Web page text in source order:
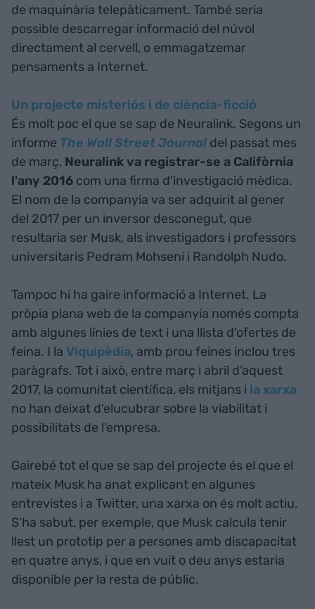
de maquinària telepàticament. També seria
possible descarregar informació del núvol
directament al cervell, o emmagatzemar
pensaments a Internet.
Un projecte misteriós i de ciència-ficció
És molt poc el que se sap de Neuralink. Segons un
informe The Wall Street Journal del passat mes
de març, Neuralink va registrar-se a Califòrnia
l'any 2016 com una firma d'investigació mèdica.
El nom de la companyia va ser adquirit al gener
del 2017 per un inversor desconegut, que
resultaria ser Musk, als investigadors i professors
universitaris Pedram Mohseni i Randolph Nudo.
Tampoc hi ha gaire informació a Internet. La
pròpia plana web de la companyia només compta
amb algunes línies de text i una llista d'ofertes de
feina. I la Viquipèdia, amb prou feines inclou tres
paràgrafs. Tot i això, entre març i abril d'aquest
2017, la comunitat científica, els mitjans i la xarxa
no han deixat d'elucubrar sobre la viabilitat i
possibilitats de l'empresa.
Gairebé tot el que se sap del projecte és el que el
mateix Musk ha anat explicant en algunes
entrevistes i a Twitter, una xarxa on és molt actiu.
S'ha sabut, per exemple, que Musk calcula tenir
llest un prototip per a persones amb discapacitat
en quatre anys, i que en vuit o deu anys estaria
disponible per la resta de públic.